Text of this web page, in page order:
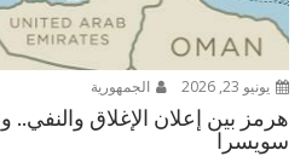
يونيو 23, 2026 الجمهورية
هرمز بين إعلان الإغلاق والنفي..
سويسرا